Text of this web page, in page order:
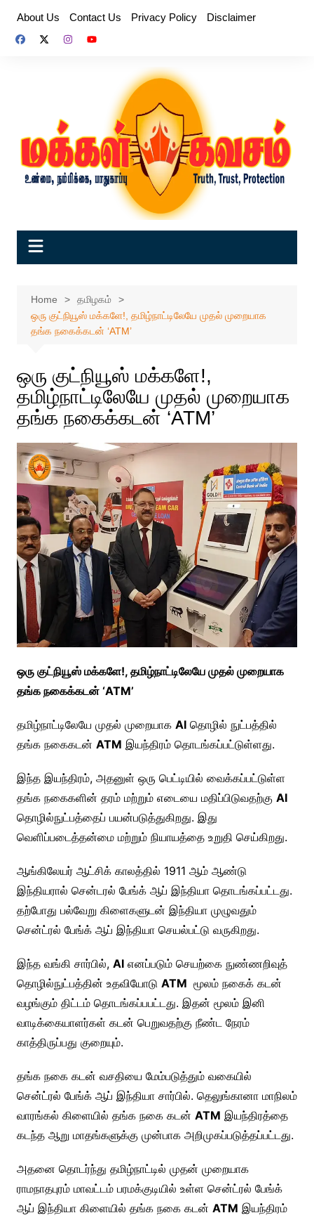
content
About Us Contact Us Privacy Policy Disclaimer
Home
தமிழகம்
ஒரு குட்நியூஸ் மக்களே!, தமிழ்நாட்டிலேயே முதல் முறையாக
தங்க நகைக்கடன் ‘ATM’
ஒரு குட்நியூஸ் மக்களே!,
தமிழ்நாட்டிலேயே முதல் முறையாக
தங்க நகைக்கடன் ‘ATM’
ஒரு குட்நியூஸ் மக்களே!, தமிழ்நாட்டிலேயே முதல் முறையாக
தங்க நகைக்கடன் ‘ATM’
தமிழ்நாட்டிலேயே முதல் முறையாக AIதொழில் நுட்பத்தில்
தங்க நகைகடன் ATM இயந்திரம் தொடங்கப்பட்டுள்ளது.
இந்த இயந்திரம், அதனுள் ஒரு பெட்டியில் வைக்கப்பட்டுள்ள
தங்க நகைகளின் தரம் மற்றும் எடையை மதிப்பிடுவதற்கு AI
தொழில்நுட்பத்தைப் பயன்படுத்துகிறது. இது
வெளிப்படைத்தன்மை மற்றும் நியாயத்தை உறுதி செய்கிறது.
ஆங்கிலேயர் ஆட்சிக் காலத்தில் 1911 ஆம் ஆண்டு
இந்தியரால் சென்டரல் பேங்க் ஆப் இந்தியா தொடங்கப்பட்டது.
தற்போது பல்வேறு கிளைகளுடன் இந்தியா முழுவதும்
சென்ட்ரல் பேங்க் ஆப் இந்தியா செயல்பட்டு வருகிறது.
இந்த வங்கி சார்பில், AIஎனப்படும் செயற்கை நுண்ணறிவுத்
தொழில்நுட்பத்தின் உதவியோடு ATM மூலம் நகைக் கடன்
வழங்கும் திட்டம் தொடங்கப்பபட்டது. இதன் மூலம் இனி
வாடிக்கையாளர்கள் கடன் பெறுவதற்கு நீண்ட நேரம்
காத்திருப்பது குறையும்.
தங்க நகை கடன் வசதியை மேம்படுத்தும் வகையில்
சென்ட்ரல் பேங்க் ஆப் இந்தியா சார்பில். தெலுங்கானா மாநிலம்
வாரங்கல் கிளையில் தங்க நகை கடன் ATM இயந்திரத்தை
கடந்த ஆறு மாதங்களுக்கு முன்பாக அறிமுகப்படுத்தப்பட்டது.
அதனை தொடர்ந்து தமிழ்நாட்டில் முதன் முறையாக
ராமநாதபுரம் மாவட்டம் பரமக்குடியில் உள்ள சென்ட்ரல் பேங்க்
ஆப் இந்தியா கிளையில் தங்க நகை கடன் ATM இயந்திரம்